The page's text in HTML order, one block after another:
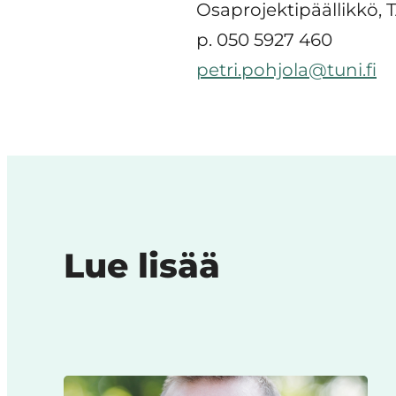
Osaprojektipäällikkö,
p. 050 5927 460
petri.pohjola@tuni.fi
Lue lisää